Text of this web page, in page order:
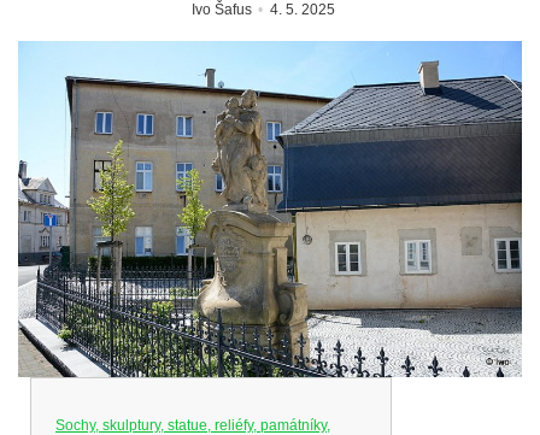
Ivo Šafus 4. 5. 2025
Sochy, skulptury, statue, reliéfy, památníky,